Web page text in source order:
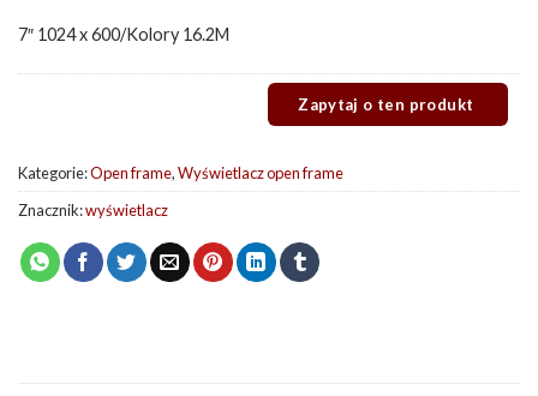
7″ 1024 x 600/Kolory 16.2M
Kategorie:Open frame,Wyświetlacz open frame
Znacznik:wyświetlacz